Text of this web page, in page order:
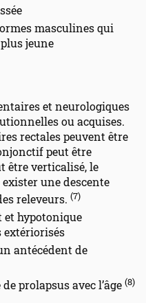
masculines qui
jeune
et neurologiques
ou acquises.
rectales peuvent être
peut être
être verticalisé, le
une descente
releveurs. (7)
et hypotonique
extériorisés
antécédent de
prolapsus avec l’âge (8)